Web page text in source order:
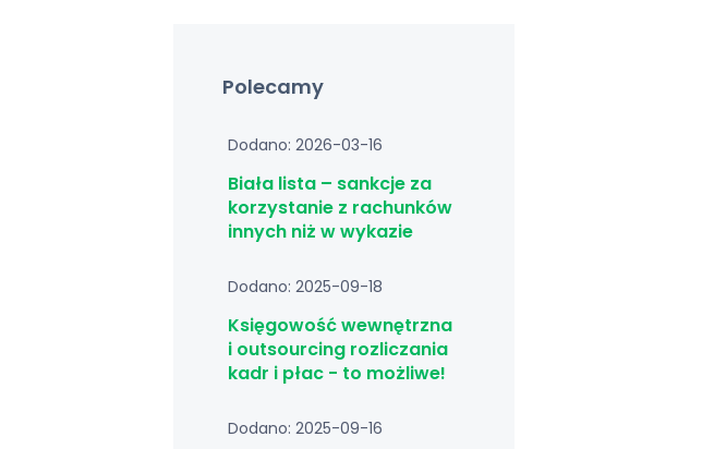
Polecamy
Dodano: 2026-03-16
Biała lista – sankcje za
korzystanie z rachunków
innych niż w wykazie
Dodano: 2025-09-18
Księgowość wewnętrzna
i outsourcing rozliczania
kadr i płac - to możliwe!
Dodano: 2025-09-16